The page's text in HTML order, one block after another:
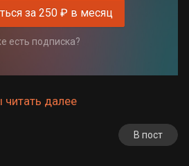
за 250 ₽ в месяц
есть подписка?
далее
В пост